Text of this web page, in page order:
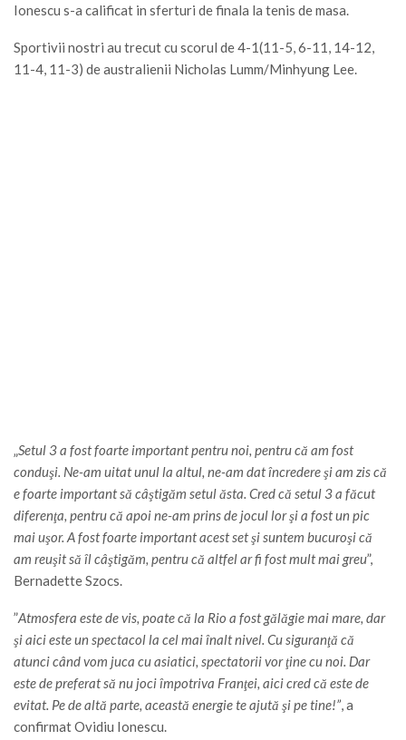
Ionescu s-a calificat in sferturi de finala la tenis de masa.
Sportivii nostri au trecut cu scorul de 4-1(11-5, 6-11, 14-12,
11-4, 11-3) de australienii Nicholas Lumm/Minhyung Lee.
„Setul 3 a fost foarte important pentru noi, pentru că am fost
conduşi. Ne-am uitat unul la altul, ne-am dat încredere şi am zis că
e foarte important să câştigăm setul ăsta. Cred că setul 3 a făcut
diferenţa, pentru că apoi ne-am prins de jocul lor şi a fost un pic
mai uşor. A fost foarte important acest set şi suntem bucuroşi că
am reuşit să îl câştigăm, pentru că altfel ar fi fost mult mai greu”,
Bernadette Szocs.
”Atmosfera este de vis, poate că la Rio a fost gălăgie mai mare, dar
şi aici este un spectacol la cel mai înalt nivel. Cu siguranţă că
atunci când vom juca cu asiatici, spectatorii vor ţine cu noi. Dar
este de preferat să nu joci împotriva Franţei, aici cred că este de
evitat. Pe de altă parte, această energie te ajută şi pe tine!”, a
confirmat Ovidiu Ionescu.